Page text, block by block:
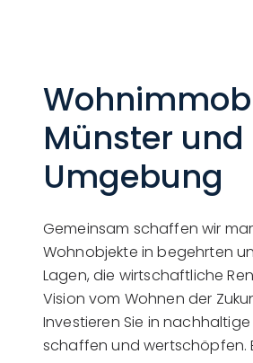
Münster und
Umgebung
Gemeinsam schaffen wir
Wohnobjekte in begehrten
Lagen, die wirtschaftliche
Vision vom Wohnen der
Investieren Sie in
schaffen und wertschöpfen.